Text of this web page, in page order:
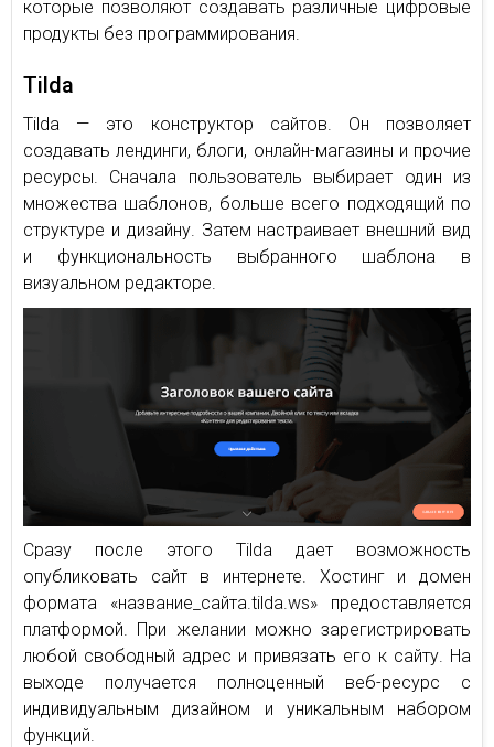
которые позволяют создавать различные цифровые
продукты без программирования.
Tilda
Tilda — это конструктор сайтов. Он позволяет
создавать лендинги, блоги, онлайн-магазины и прочие
ресурсы. Сначала пользователь выбирает один из
множества шаблонов, больше всего подходящий по
структуре и дизайну. Затем настраивает внешний вид
и функциональность выбранного шаблона в
визуальном редакторе.
Сразу после этого Tilda дает возможность
опубликовать сайт в интернете. Хостинг и домен
формата «название_сайта.tilda.ws» предоставляется
платформой. При желании можно зарегистрировать
любой свободный адрес и привязать его к сайту. На
выходе получается полноценный веб-ресурс с
индивидуальным дизайном и уникальным набором
функций.